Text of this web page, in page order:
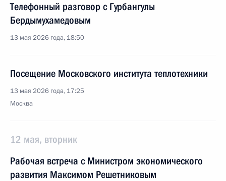
Телефонный разговор с Гурбангулы
Бердымухамедовым
13 мая 2026 года, 18:50
Посещение Московского института теплотехники
13 мая 2026 года, 17:25
Москва
12 мая, вторник
Рабочая встреча с Министром экономического
развития Максимом Решетниковым